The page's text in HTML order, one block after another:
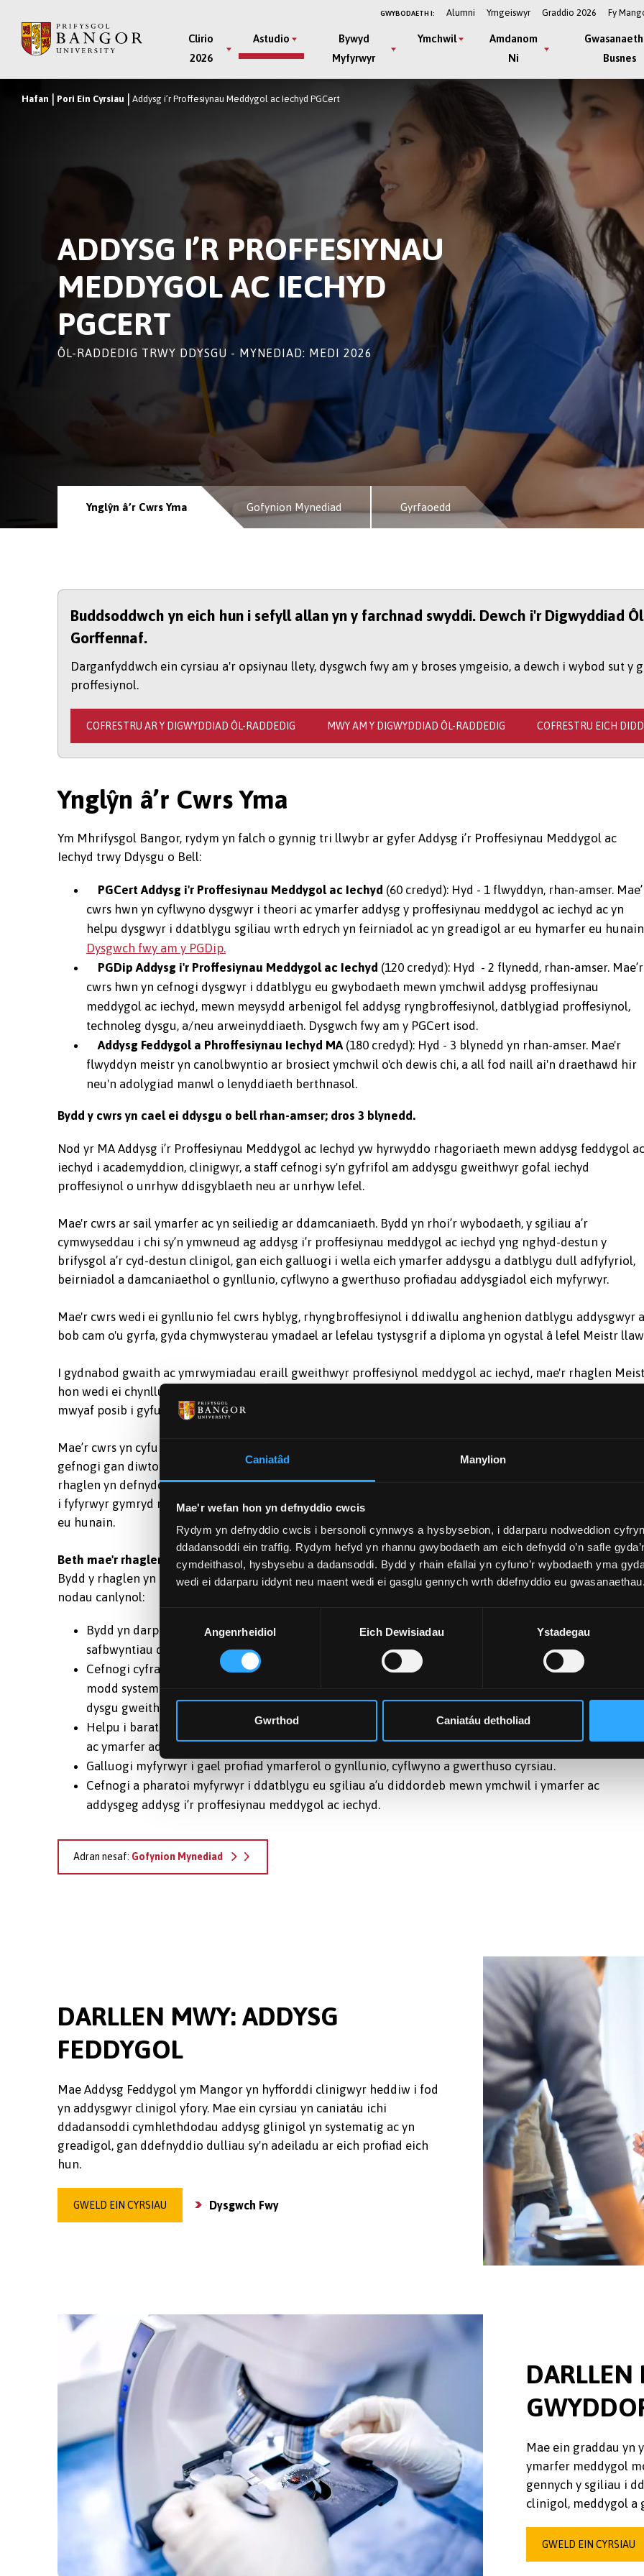
Caniatâd Manylion
Mae'r wefan hon yn defnyddio cwcis
Rydym yn defnyddio cwcis i bersonoli cynnwys a hysbysebion, i ddarparu nodweddion
ddadansoddi ein traffig. Rydym hefyd yn rhannu gwybodaeth am eich defnydd o’n safle
cymdeithasol, hysbysebu a dadansoddi. Bydd y rhain efallai yn cyfuno’r wybodaeth yma
wedi ei ddarparu iddynt neu maent wedi ei gasglu gennych wrth ddefnyddio eu gwasanaethau.
Angenrheidiol Eich Dewisiadau Ystadegau
Gwrthod Caniatáu detholiad
GWYBODAETH I: Alumni Ymgeiswyr Graddio 2026 Fy
Main
Menu
Clirio
2026
Astudio
Bywyd
Myfyrwyr
Ymchwil
Amdanom
Ni
Busnes
Breadcrumb
Hafan Pori Ein Cyrsiau Addysg i’r Proffesiynau Meddygol ac Iechyd PGCert
ADDYSG I’R PROFFESIYNAU
MEDDYGOL AC IECHYD
PGCERT
ÔL-RADDEDIG TRWY DDYSGU - MYNEDIAD: MEDI 2026
Ynglŷn â’r Cwrs Yma Gofynion Mynediad Gyrfaoedd
Buddsoddwch yn eich hun i sefyll allan yn y farchnad swyddi. Dewch i'r Digwyddiad
Gorffennaf.
Darganfyddwch ein cyrsiau a'r opsiynau llety, dysgwch fwy am y broses ymgeisio, a dewch i wybod sut
proffesiynol.
COFRESTRU AR Y DIGWYDDIAD ÔL-RADDEDIG MWY AM Y DIGWYDDIAD ÔL-RADDEDIG COFRESTRU EICH
Ynglŷn â’r Cwrs Yma
Ym Mhrifysgol Bangor, rydym yn falch o gynnig tri llwybr ar gyfer Addysg i’r Proffesiynau Meddygol ac
Iechyd trwy Ddysgu o Bell:
PGCert Addysg i'r Proffesiynau Meddygol ac Iechyd (60 credyd): Hyd - 1 flwyddyn, rhan-amser.
cwrs hwn yn cyflwyno dysgwyr i theori ac ymarfer addysg y proffesiynau meddygol ac iechyd ac yn
helpu dysgwyr i ddatblygu sgiliau wrth edrych yn feirniadol ac yn greadigol ar eu hymarfer eu
Dysgwch fwy am y PGDip.
PGDip Addysg i'r Proffesiynau Meddygol ac Iechyd (120 credyd): Hyd - 2 flynedd, rhan-amser. Mae’r
cwrs hwn yn cefnogi dysgwyr i ddatblygu eu gwybodaeth mewn ymchwil addysg proffesiynau
meddygol ac iechyd, mewn meysydd arbenigol fel addysg ryngbroffesiynol, datblygiad proffesiynol,
technoleg dysgu, a/neu arweinyddiaeth. Dysgwch fwy am y PGCert isod.
Addysg Feddygol a Phroffesiynau Iechyd MA (180 credyd): Hyd - 3 blynedd yn rhan-amser. Mae'r
flwyddyn meistr yn canolbwyntio ar brosiect ymchwil o'ch dewis chi, a all fod naill ai'n draethawd hir
neu'n adolygiad manwl o lenyddiaeth berthnasol.
Bydd y cwrs yn cael ei ddysgu o bell rhan-amser; dros 3 blynedd.
Nod yr MA Addysg i’r Proffesiynau Meddygol ac Iechyd yw hyrwyddo rhagoriaeth mewn addysg feddygol ac
iechyd i academyddion, clinigwyr, a staff cefnogi sy'n gyfrifol am addysgu gweithwyr gofal iechyd
proffesiynol o unrhyw ddisgyblaeth neu ar unrhyw lefel.
Mae'r cwrs ar sail ymarfer ac yn seiliedig ar ddamcaniaeth. Bydd yn rhoi’r wybodaeth, y sgiliau a’r
cymwyseddau i chi sy’n ymwneud ag addysg i’r proffesiynau meddygol ac iechyd yng nghyd-destun y
brifysgol a’r cyd-destun clinigol, gan eich galluogi i wella eich ymarfer addysgu a datblygu dull adfyfyriol,
beirniadol a damcaniaethol o gynllunio, cyflwyno a gwerthuso profiadau addysgiadol eich myfyrwyr.
Mae'r cwrs wedi ei gynllunio fel cwrs hyblyg, rhyngbroffesiynol i ddiwallu anghenion datblygu addysgwyr
bob cam o'u gyrfa, gyda chymwysterau ymadael ar lefelau tystysgrif a diploma yn ogystal â lefel Meistr
I gydnabod gwaith ac ymrwymiadau eraill gweithwyr proffesiynol meddygol ac iechyd, mae'r rhaglen
hon wedi ei chynllunio fel rhaglen ddysgu o bell, ran-amser am dair blynedd, sy’n cynnig yr hyblygrwydd
mwyaf posib i gyfuno gwaith ac astudio.
Mae’r cwrs yn cyfuno gweithdai rhyngweithiol ar-lein o ansawdd uchel ag astudio hunan-gyfeiriedig, wedi
gefnogi gan diwtorialau, adborth unigol ar weithgareddau ac aseiniadau a chyfarfodydd un-i-un. Mae’r
rhaglen yn defnyddio dull amlddisgyblaethol sy’n seiliedig ar ymchwil i addysgu’r modiwlau ac mae’n gofyn
i fyfyrwyr gymryd rhan mewn sesiynau byw ar-lein a thrafodaethau a gweithgareddau ar-lein yn eu hamser
eu hunain.
Beth mae'r rhaglen hon yn ei gynnig?
Bydd y rhaglen yn galluogi myfyrwyr i ddatblygu eu sgiliau, eu gwybodaeth a’u hymddygiad i fodloni’r
nodau canlynol:
Bydd yn darparu fframwaith lle gall addysgwyr clinigol a staff cefnogi adolygu'n feirniadol a datblygu
safbwyntiau damcaniaethol a sgiliau ymarferol wrth hwyluso profiad eu myfyrwyr.
Cefnogi cyfranogwyr i ddadansoddi cymhlethdodau addysg y proffesiynau meddygol ac iechyd mewn
modd systematig a chreadigol; defnyddio technegau sy'n adeiladu ar eu profiad eu hunain; defnyddio
dysgu gweithredol ac adfyfyriol a sicrhau bod theori ac ymarfer cyfoes yn rhan greiddiol o’r rhaglen.
Helpu i baratoi gweithwyr gofal iechyd proffesiynol ar gyfer swyddi arweinyddiaeth ym maes addysg
ac ymarfer addysgol rhyngbroffesiynol cydweithredol.
Galluogi myfyrwyr i gael profiad ymarferol o gynllunio, cyflwyno a gwerthuso cyrsiau.
Cefnogi a pharatoi myfyrwyr i ddatblygu eu sgiliau a’u diddordeb mewn ymchwil i ymarfer ac
addysgeg addysg i’r proffesiynau meddygol ac iechyd.
Adran nesaf: Gofynion Mynediad
DARLLEN MWY: ADDYSG
FEDDYGOL
Mae Addysg Feddygol ym Mangor yn hyfforddi clinigwyr heddiw i fod
yn addysgwyr clinigol yfory. Mae ein cyrsiau yn caniatáu ichi
ddadansoddi cymhlethdodau addysg glinigol yn systematig ac yn
greadigol, gan ddefnyddio dulliau sy'n adeiladu ar eich profiad eich
hun.
GWELD EIN CYRSIAU Dysgwch Fwy
DARLLEN
Mae ein graddau yn
ymarfer meddygol
gennych y sgiliau i
clinigol, meddygol a
GWELD EIN CYRSIAU